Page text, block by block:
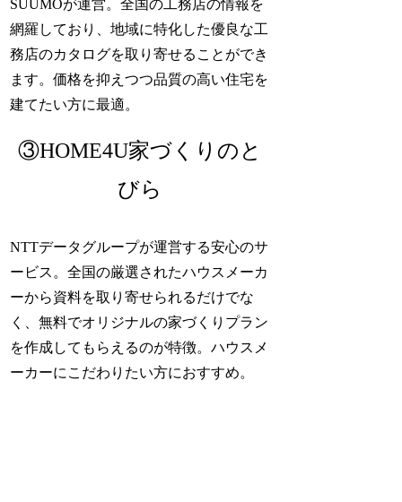
SUUMOが運営。全国の工務店の情報を
網羅しており、地域に特化した優良な工
務店のカタログを取り寄せることができ
ます。価格を抑えつつ品質の高い住宅を
建てたい方に最適。
③HOME4U家づくりのと
びら
NTTデータグループが運営する安心のサ
ービス。全国の厳選されたハウスメーカ
ーから資料を取り寄せられるだけでな
く、無料でオリジナルの家づくりプラン
を作成してもらえるのが特徴。ハウスメ
ーカーにこだわりたい方におすすめ。